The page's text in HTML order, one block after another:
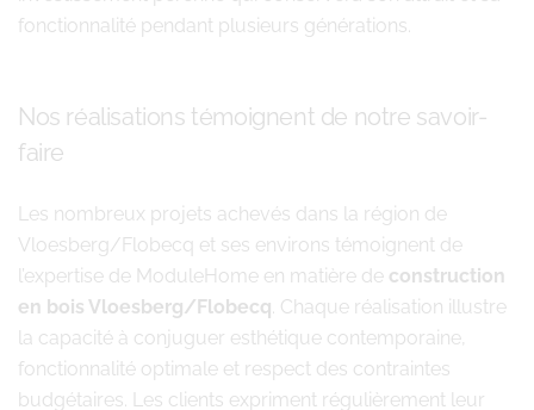
fonctionnalité pendant plusieurs générations.
Nos réalisations témoignent de notre savoir-
faire
Les nombreux projets achevés dans la région de
Vloesberg/Flobecq et ses environs témoignent de
l’expertise de ModuleHome en matière de construction
en bois Vloesberg/Flobecq. Chaque réalisation illustre
la capacité à conjuguer esthétique contemporaine,
fonctionnalité optimale et respect des contraintes
budgétaires. Les clients expriment régulièrement leur